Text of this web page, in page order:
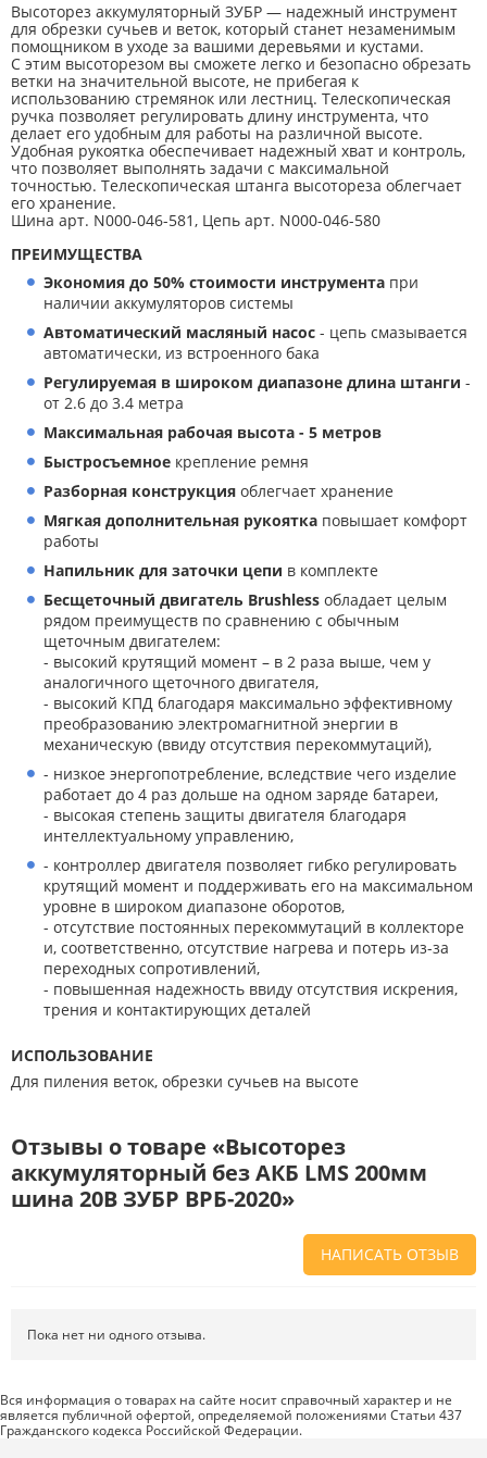
Высоторез аккумуляторный ЗУБР — надежный инструмент
для обрезки сучьев и веток, который станет незаменимым
помощником в уходе за вашими деревьями и кустами.
С этим высоторезом вы сможете легко и безопасно обрезать
ветки на значительной высоте, не прибегая к
использованию стремянок или лестниц. Телескопическая
ручка позволяет регулировать длину инструмента, что
делает его удобным для работы на различной высоте.
Удобная рукоятка обеспечивает надежный хват и контроль,
что позволяет выполнять задачи с максимальной
точностью. Телескопическая штанга высотореза облегчает
его хранение.
Шина арт. N000-046-581, Цепь арт. N000-046-580
ПРЕИМУЩЕСТВА
Экономия до 50% стоимости инструмента при
наличии аккумуляторов системы
Автоматический масляный насос - цепь смазывается
автоматически, из встроенного бака
Регулируемая в широком диапазоне длина штанги -
от 2.6 до 3.4 метра
Максимальная рабочая высота - 5 метров
Быстросъемное крепление ремня
Разборная конструкция облегчает хранение
Мягкая дополнительная рукоятка повышает комфорт
работы
Напильник для заточки цепи в комплекте
Бесщеточный двигатель Brushless обладает целым
рядом преимуществ по сравнению с обычным
щеточным двигателем:
- высокий крутящий момент – в 2 раза выше, чем у
аналогичного щеточного двигателя,
- высокий КПД благодаря максимально эффективному
преобразованию электромагнитной энергии в
механическую (ввиду отсутствия перекоммутаций),
- низкое энергопотребление, вследствие чего изделие
работает до 4 раз дольше на одном заряде батареи,
- высокая степень защиты двигателя благодаря
интеллектуальному управлению,
- контроллер двигателя позволяет гибко регулировать
крутящий момент и поддерживать его на максимальном
уровне в широком диапазоне оборотов,
- отсутствие постоянных перекоммутаций в коллекторе
и, соответственно, отсутствие нагрева и потерь из-за
переходных сопротивлений,
- повышенная надежность ввиду отсутствия искрения,
трения и контактирующих деталей
ИСПОЛЬЗОВАНИЕ
Для пиления веток, обрезки сучьев на высоте
Отзывы о товаре «Высоторез
аккумуляторный без АКБ LMS 200мм
шина 20В ЗУБР ВРБ-2020»
НАПИСАТЬ ОТЗЫВ
не ошиблись в своем выборе.
Доставка. Как был упакован товар? Доставили ли его вам в
оговоренный срок?
Пока нет ни одного отзыва.
Вся информация о товарах на сайте носит справочный характер и не
является публичной офертой, определяемой положениями Статьи 437
Гражданского кодекса Российской Федерации.